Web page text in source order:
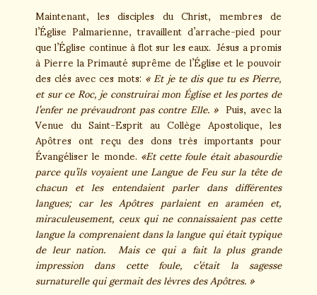
Maintenant, les disciples du Christ, membres de
l’Église Palmarienne, travaillent d’arrache-pied pour
que l’Église continue à flot sur les eaux. Jésus a promis
à Pierre la Primauté suprême de l’Église et le pouvoir
des clés avec ces mots:« Et je te dis que tu es Pierre,
et sur ce Roc, je construirai mon Église et les portes de
l’enfer ne prévaudront pas contre Elle. »Puis, avec la
Venue du Saint-Esprit au Collège Apostolique, les
Apôtres ont reçu des dons très importants pour
Évangéliser le monde.«Et cette foule était abasourdie
parce qu’ils voyaient une Langue de Feu sur la tête de
chacun et les entendaient parler dans différentes
langues; car les Apôtres parlaient en araméen et,
miraculeusement, ceux qui ne connaissaient pas cette
langue la comprenaient dans la langue qui était typique
de leur nation. Mais ce qui a fait la plus grande
impression dans cette foule, c’était la sagesse
surnaturelle qui germait des lèvres des Apôtres. »